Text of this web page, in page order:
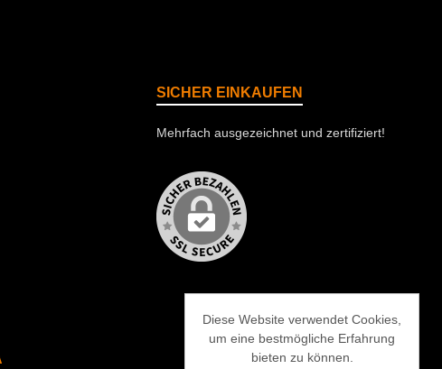
SICHER EINKAUFEN
Mehrfach ausgezeichnet und zertifiziert!
Diese Website verwendet Cookies,
um eine bestmögliche Erfahrung
bieten zu können.